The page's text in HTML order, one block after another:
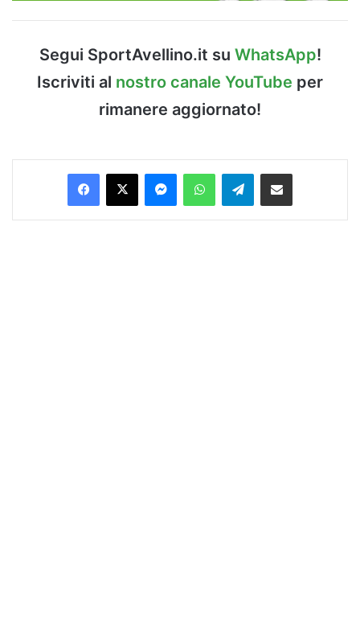
Segui SportAvellino.it su WhatsApp!
Iscriviti al nostro canale YouTube per
rimanere aggiornato!
Facebook
X MessengerWhatsAppTelegramCondividi via Email